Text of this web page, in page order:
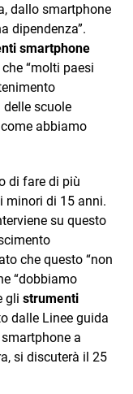
dallo smartphone
dipendenza”.
smartphone
“molti paesi
delle scuole
abbiamo
di fare di più
minori di 15 anni.
su questo
che questo “non
“dobbiamo
gli strumenti
dalle Linee guida
smartphone a
si discuterà il 25